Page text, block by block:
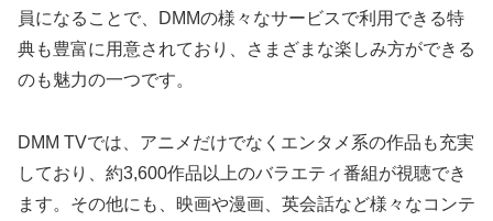
員になることで、DMMの様々なサービスで利用できる特
典も豊富に用意されており、さまざまな楽しみ方ができる
のも魅力の一つです。
DMM TVでは、アニメだけでなくエンタメ系の作品も充実
しており、約3,600作品以上のバラエティ番組が視聴でき
ます。その他にも、映画や漫画、英会話など様々なコンテ